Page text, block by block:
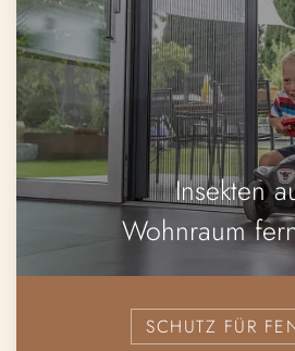
Insekten
Wohnraum
SCHUTZ FÜR